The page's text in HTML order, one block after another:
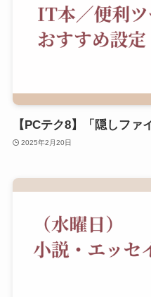
【PCテク8】「隠しファ
2025年2月20日